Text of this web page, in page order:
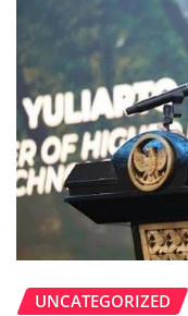
UNCATEGORIZED